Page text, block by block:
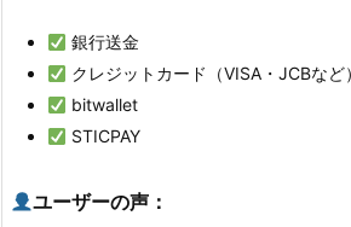
銀行送金
クレジットカード（VISA・JCBなど）
bitwallet
STICPAY
ユーザーの声：